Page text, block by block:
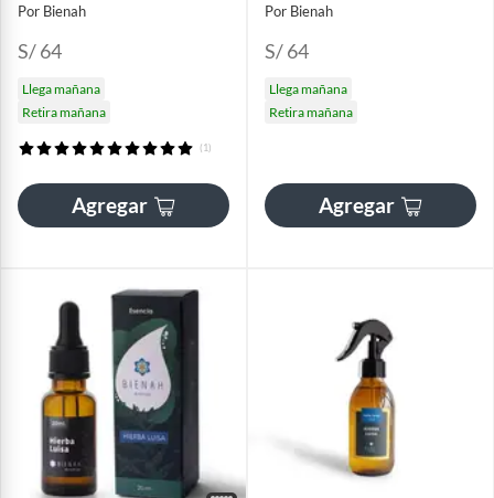
Por Bienah
S/ 64
Llega mañana
Retira mañana
(1)
Agregar
Por Bienah
S/ 64
Llega mañana
Retira mañana
Agregar